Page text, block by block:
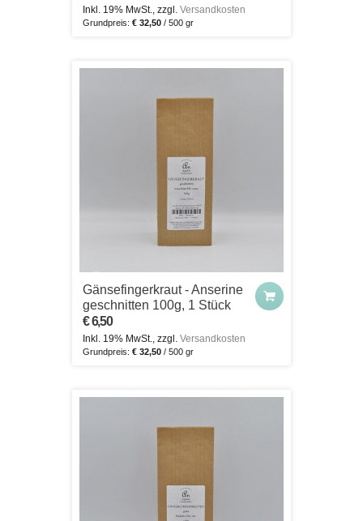
Inkl. 19% MwSt., zzgl. Versandkosten
Grundpreis: € 32,50 / 500 gr
Gänsefingerkraut - Anserine
geschnitten 100g, 1 Stück
€ 6,50
Inkl. 19% MwSt., zzgl. Versandkosten
Grundpreis: € 32,50 / 500 gr